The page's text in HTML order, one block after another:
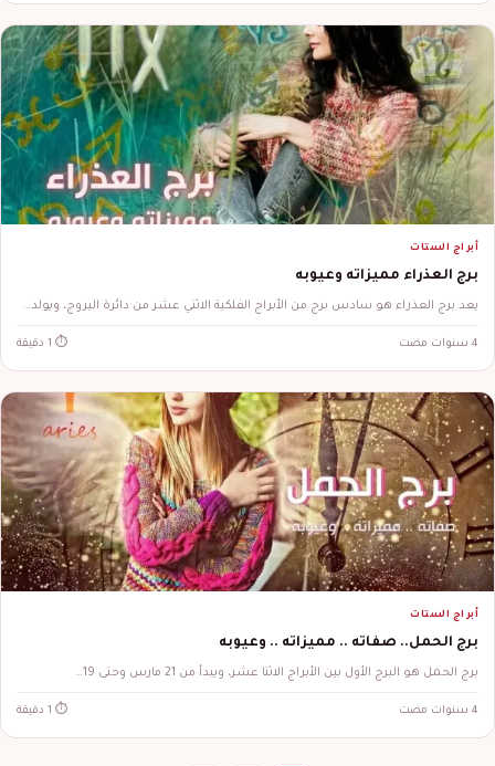
أبراج الستات
برج العذراء مميزاته وعيوبه
يعد برج العذراء هو سادس برج من الأبراج الفلكية الاثني عشر من دائرة البروج، ويولد…
4 سنوات مضت ⏱ 1 دقيقة
أبراج الستات
برج الحمل.. صفاته .. مميزاته .. وعيوبه
برج الحمل هو البرج الأول بين الأبراج الاثنا عشر، ويبدأ من 21 مارس وحتى 19…
4 سنوات مضت ⏱ 1 دقيقة